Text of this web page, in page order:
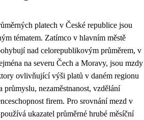
platech v České republice jsou
tématem. Zatímco v hlavním městě
nad celorepublikovým průměrem, v
na severu Čech a Moravy, jsou mzdy
ovlivňující výši platů v daném regionu
průmyslu, nezaměstnanost, vzdělání
firem. Pro srovnání mezd v
ukazatel průměrné hrubé měsíční